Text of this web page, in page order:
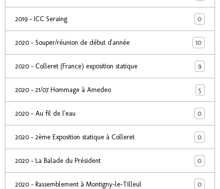
2019 - ICC Seraing 0
2020 - Souper/réunion de début d'année 10
2020 - Colleret (France) exposition statique 9
2020 - 21/07 Hommage à Amedeo 5
2020 - Au fil de l'eau 0
2020 - 2ème Exposition statique à Colleret 0
2020 - La Balade du Président 0
2020 - Rassemblement à Montigny-le-Tilleul 0